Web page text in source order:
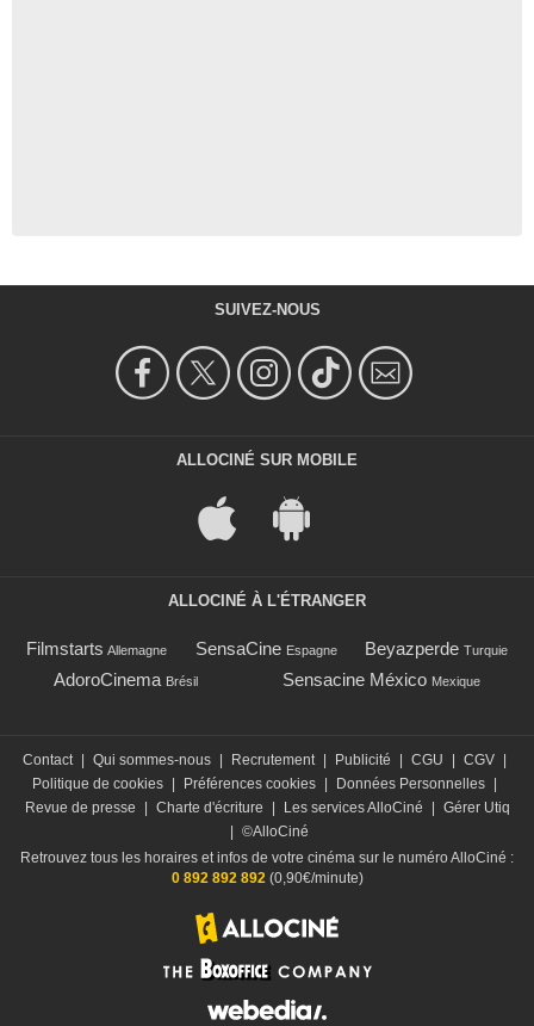
SUIVEZ-NOUS
ALLOCINÉ SUR MOBILE
ALLOCINÉ À L'ÉTRANGER
Filmstarts Allemagne SensaCine Espagne Beyazperde Turquie
AdoroCinema Brésil Sensacine México Mexique
Contact Qui sommes-nous Recrutement Publicité CGU CGV
Politique de cookies
Préférences cookies Données Personnelles
Revue de presse
Charte d'écriture Les services AlloCiné
Gérer Utiq
©AlloCiné
Retrouvez tous les horaires et infos de votre cinéma sur le numéro AlloCiné :
0 892 892 892(0,90€/minute)